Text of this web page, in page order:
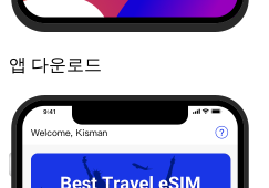
앱 다운로드